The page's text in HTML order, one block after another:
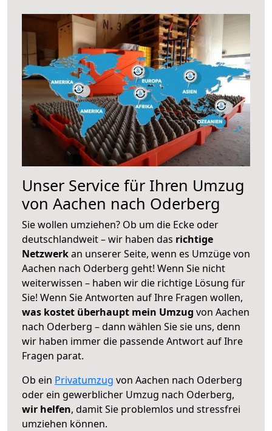
Unser Service für Ihren Umzug
von Aachen nach Oderberg
Sie wollen umziehen? Ob um die Ecke oder
deutschlandweit – wir haben das richtige
Netzwerkan unserer Seite, wenn es Umzüge von
Aachen nach Oderberg geht! Wenn Sie nicht
weiterwissen – haben wir die richtige Lösung für
Sie! Wenn Sie Antworten auf Ihre Fragen wollen,
was kostet überhaupt mein Umzug von Aachen
nach Oderberg – dann wählen Sie sie uns, denn
wir haben immer die passende Antwort auf Ihre
Fragen parat.
Ob ein Privatumzug von Aachen nach Oderberg
oder ein gewerblicher Umzug nach Oderberg,
wir helfen, damit Sie problemlos und stressfrei
umziehen können.